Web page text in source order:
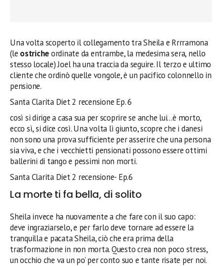
Una volta scoperto il collegamento tra Sheila e Rrrramona
(le ostricheordinate da entrambe, la medesima sera, nello
stesso locale) Joel ha una traccia da seguire. Il terzo e ultimo
cliente che ordinò quelle vongole, è un pacifico colonnello in
pensione.
Santa Clarita Diet 2 recensione Ep. 6
così si dirige a casa sua per scoprire se anche lui…è morto,
ecco sì, si dice così. Una volta lì giunto, scopre che i danesi
non sono una prova sufficiente per asserire che una persona
sia viva, e che i vecchietti pensionati possono essere ottimi
ballerini di tango e pessimi non morti.
Santa Clarita Diet 2 recensione- Ep.6
La morte ti fa bella, di solito
Sheila invece ha nuovamente a che fare con il suo capo:
deve ingraziarselo, e per farlo deve tornare ad essere la
tranquilla e pacata Sheila, ciò che era prima della
trasformazione in non morta. Questo crea non poco stress,
un occhio che va un po’ per conto suo e tante risate per noi.